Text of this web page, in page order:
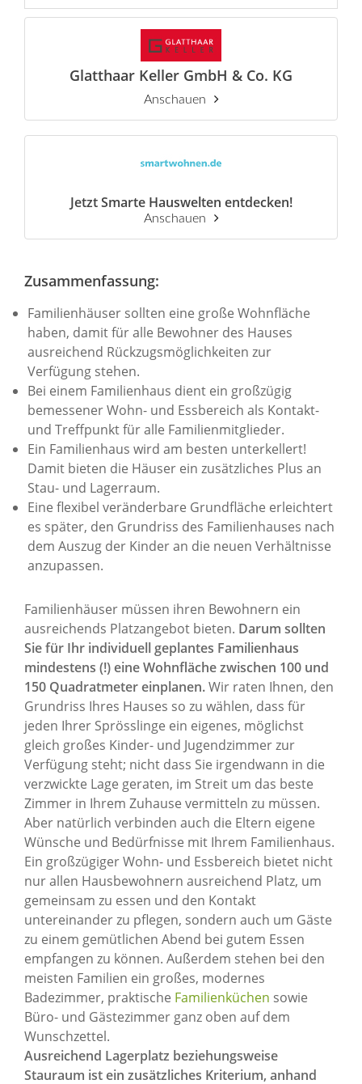
Glatthaar Keller GmbH & Co. KG
Anschauen
Jetzt Smarte Hauswelten entdecken!
Anschauen
Zusammenfassung:
Familienhäuser sollten eine große Wohnfläche
haben, damit für alle Bewohner des Hauses
ausreichend Rückzugsmöglichkeiten zur
Verfügung stehen.
Bei einem Familienhaus dient ein großzügig
bemessener Wohn- und Essbereich als Kontakt-
und Treffpunkt für alle Familienmitglieder.
Ein Familienhaus wird am besten unterkellert!
Damit bieten die Häuser ein zusätzliches Plus an
Stau- und Lagerraum.
Eine flexibel veränderbare Grundfläche erleichtert
es später, den Grundriss des Familienhauses nach
dem Auszug der Kinder an die neuen Verhältnisse
anzupassen.
Familienhäuser müssen ihren Bewohnern ein
ausreichends Platzangebot bieten. Darum sollten
Sie für Ihr individuell geplantes Familienhaus
mindestens (!) eine Wohnfläche zwischen 100 und
150 Quadratmeter einplanen.Wir raten Ihnen, den
Grundriss Ihres Hauses so zu wählen, dass für
jeden Ihrer Sprösslinge ein eigenes, möglichst
gleich großes Kinder- und Jugendzimmer zur
Verfügung steht; nicht dass Sie irgendwann in die
verzwickte Lage geraten, im Streit um das beste
Zimmer in Ihrem Zuhause vermitteln zu müssen.
Aber natürlich verbinden auch die Eltern eigene
Wünsche und Bedürfnisse mit Ihrem Familienhaus.
Ein großzügiger Wohn- und Essbereich bietet nicht
nur allen Hausbewohnern ausreichend Platz, um
gemeinsam zu essen und den Kontakt
untereinander zu pflegen, sondern auch um Gäste
zu einem gemütlichen Abend bei gutem Essen
empfangen zu können. Außerdem stehen bei den
meisten Familien ein großes, modernes
Badezimmer, praktische Familienküchen sowie
Büro- und Gästezimmer ganz oben auf dem
Wunschzettel.
Ausreichend Lagerplatz beziehungsweise
Stauraum ist ein zusätzliches Kriterium, anhand